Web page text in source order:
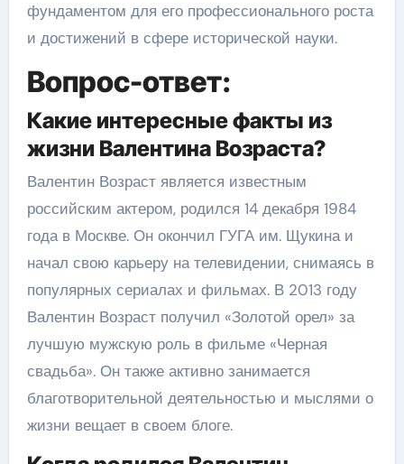
фундаментом для его профессионального роста
и достижений в сфере исторической науки.
Вопрос-ответ:
Какие интересные факты из
жизни Валентина Возраста?
Валентин Возраст является известным
российским актером, родился 14 декабря 1984
года в Москве. Он окончил ГУГА им. Щукина и
начал свою карьеру на телевидении, снимаясь в
популярных сериалах и фильмах. В 2013 году
Валентин Возраст получил «Золотой орел» за
лучшую мужскую роль в фильме «Черная
свадьба». Он также активно занимается
благотворительной деятельностью и мыслями о
жизни вещает в своем блоге.